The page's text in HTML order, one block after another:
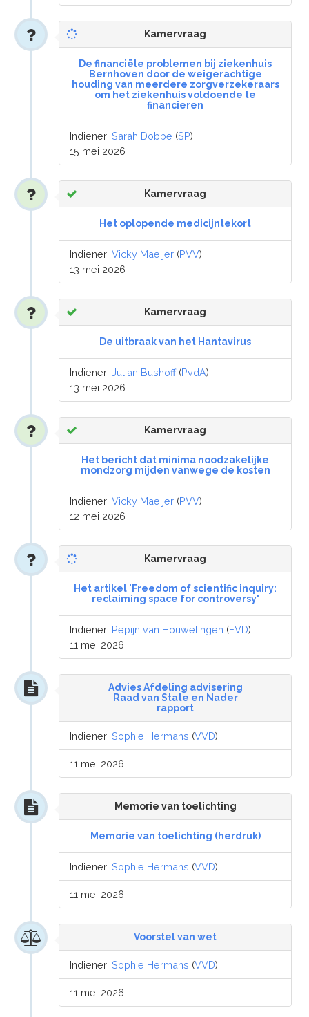
Kamervraag
De financiële problemen bij ziekenhuis
Bernhoven door de weigerachtige
houding van meerdere zorgverzekeraars
om het ziekenhuis voldoende te
financieren
Indiener:Sarah Dobbe (SP)
15 mei 2026
Kamervraag
Het oplopende medicijntekort
Indiener:Vicky Maeijer (PVV)
13 mei 2026
Kamervraag
De uitbraak van het Hantavirus
Indiener:Julian Bushoff(PvdA)
13 mei 2026
Kamervraag
Het bericht dat minima noodzakelijke
mondzorg mijden vanwege de kosten
Indiener:Vicky Maeijer (PVV)
12 mei 2026
Kamervraag
Het artikel 'Freedom of scientific inquiry:
reclaiming space for controversy'
Indiener: Pepijn van Houwelingen (FVD)
11 mei 2026
Advies Afdeling advisering
Raad van State en Nader
rapport
Indiener:Sophie Hermans (VVD)
11 mei 2026
Memorie van toelichting
Memorie van toelichting (herdruk)
Indiener:Sophie Hermans (VVD)
11 mei 2026
Voorstel van wet
Indiener:Sophie Hermans (VVD)
11 mei 2026